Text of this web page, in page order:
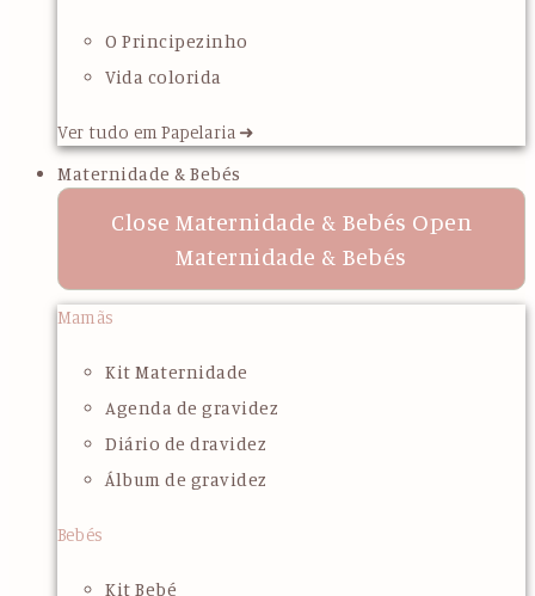
O Principezinho
Vida colorida
Ver tudo em Papelaria ➜
Maternidade & Bebés
Close Maternidade & Bebés Open
Maternidade & Bebés
Mamãs
Kit Maternidade
Agenda de gravidez
Diário de dravidez
Álbum de gravidez
Bebés
Kit Bebé